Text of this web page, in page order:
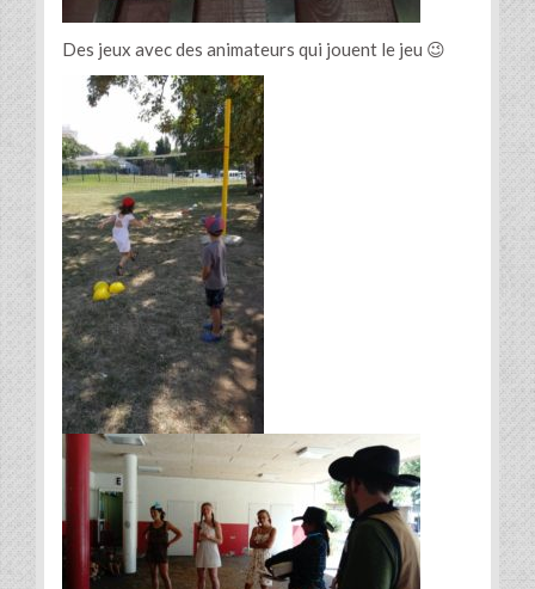
Des jeux avec des animateurs qui jouent le jeu 😉